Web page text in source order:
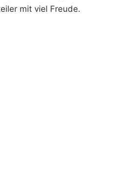
mit viel Freude.